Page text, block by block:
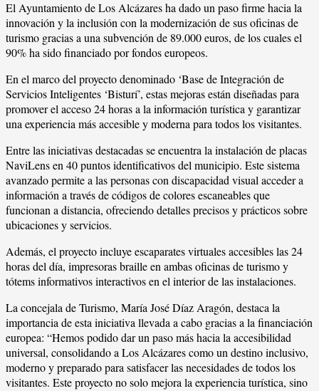
El Ayuntamiento de Los Alcázares ha dado un paso firme hacia la
innovación y la inclusión con la modernización de sus oficinas de
turismo gracias a una subvención de 89.000 euros, de los cuales el
90% ha sido financiado por fondos europeos.
En el marco del proyecto denominado ‘Base de Integración de
Servicios Inteligentes ‘Bisturí’, estas mejoras están diseñadas para
promover el acceso 24 horas a la información turística y garantizar
una experiencia más accesible y moderna para todos los visitantes.
Entre las iniciativas destacadas se encuentra la instalación de placas
NaviLens en 40 puntos identificativos del municipio. Este sistema
avanzado permite a las personas con discapacidad visual acceder a
información a través de códigos de colores escaneables que
funcionan a distancia, ofreciendo detalles precisos y prácticos sobre
ubicaciones y servicios.
Además, el proyecto incluye escaparates virtuales accesibles las 24
horas del día, impresoras braille en ambas oficinas de turismo y
tótems informativos interactivos en el interior de las instalaciones.
La concejala de Turismo, María José Díaz Aragón, destaca la
importancia de esta iniciativa llevada a cabo gracias a la financiación
europea: “Hemos podido dar un paso más hacia la accesibilidad
universal, consolidando a Los Alcázares como un destino inclusivo,
moderno y preparado para satisfacer las necesidades de todos los
visitantes. Este proyecto no solo mejora la experiencia turística, sino